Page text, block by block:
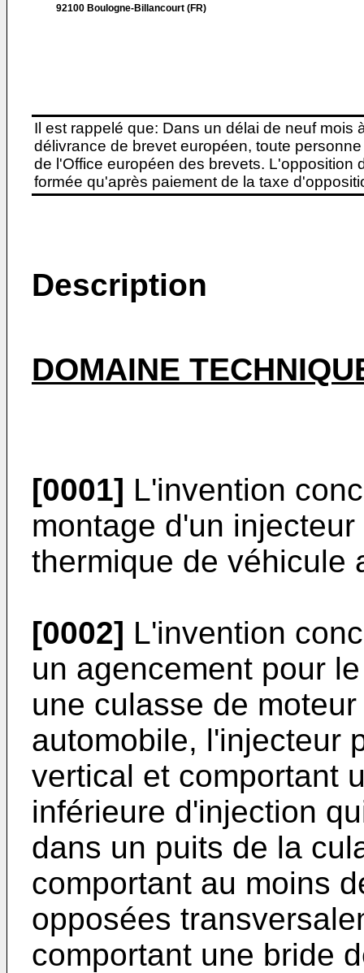
92100 Boulogne-Billancourt (FR)
Il est rappelé que: Dans un délai de neuf
délivrance de brevet européen, toute
de l'Office européen des brevets. L'opposition
formée qu'après paiement de la taxe
Description
DOMAINE
[0001] L'invention
montage d'un
thermique de véhicule
[0002] L'invention
un agencement pour
une culasse de
automobile, l'injecteur
vertical et comportant
inférieure d'injection
dans un puits de la
comportant au moins
opposées
comportant une bride